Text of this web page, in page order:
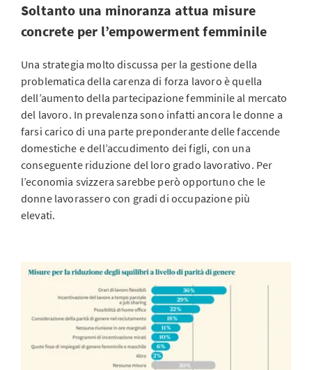
Soltanto una minoranza attua misure
concrete per l’empowerment femminile
Una strategia molto discussa per la gestione della
problematica della carenza di forza lavoro è quella
dell’aumento della partecipazione femminile al mercato
del lavoro. In prevalenza sono infatti ancora le donne a
farsi carico di una parte preponderante delle faccende
domestiche e dell’accudimento dei figli, con una
conseguente riduzione del loro grado lavorativo. Per
l’economia svizzera sarebbe però opportuno che le
donne lavorassero con gradi di occupazione più
elevati.